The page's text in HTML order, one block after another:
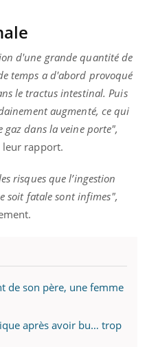
d'une grande quantité de
temps a d'abord provoqué
le tractus intestinal. Puis
augmenté, ce qui
dans la veine porte",
leur rapport.
risques que l’ingestion
soit fatale sont infimes",
de son père, une femme
après avoir bu… trop